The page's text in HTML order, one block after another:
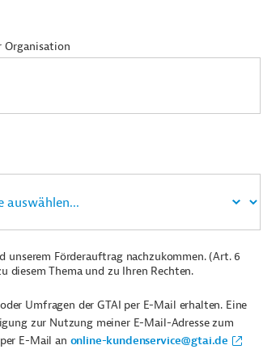
Organisation
unserem Förderauftrag nachzukommen. (Art. 6
diesem Thema und zu Ihren Rechten.
Umfragen der GTAI per E-Mail erhalten. Eine
zur Nutzung meiner E-Mail-Adresse zum
E-Mail an online-kundenservice@gtai.de